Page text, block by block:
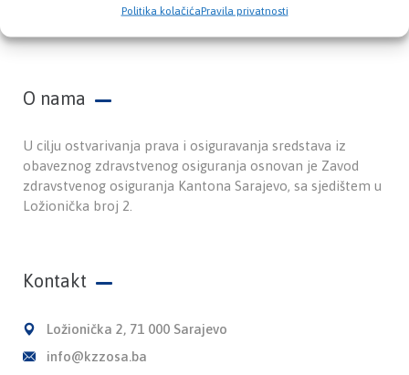
Politika kolačićaPravila privatnosti
O nama
U cilju ostvarivanja prava i osiguravanja sredstava iz
obaveznog zdravstvenog osiguranja osnovan je Zavod
zdravstvenog osiguranja Kantona Sarajevo, sa sjedištem u
Ložionička broj 2.
Kontakt
Ložionička 2, 71 000 Sarajevo
info@kzzosa.ba